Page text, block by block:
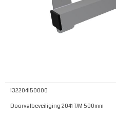
132204150000
Doorvalbeveiliging 2041 T/M 500mm